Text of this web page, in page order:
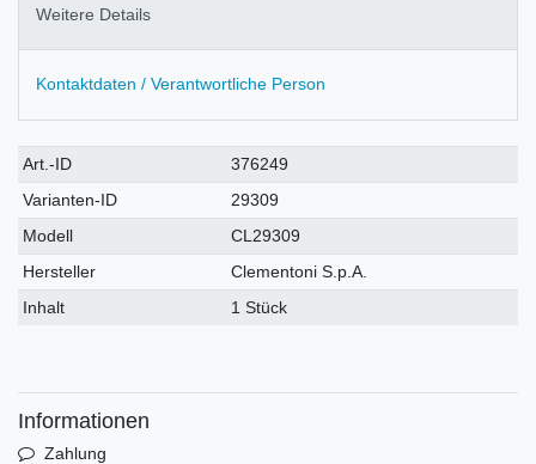
Weitere Details
Kontaktdaten / Verantwortliche Person
Technisches
Merkmal
Wert
Art.-ID
376249
Varianten-ID
29309
Modell
CL29309
Hersteller
Clementoni S.p.A.
Inhalt
1 Stück
Informationen
Zahlung